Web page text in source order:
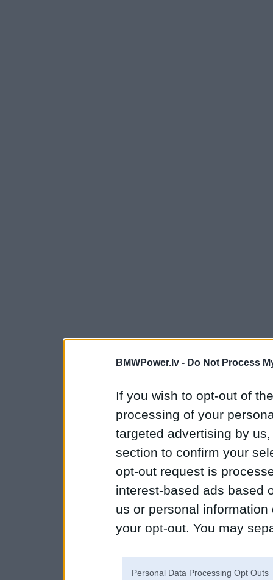
BMWPower.lv - Do Not Process
If you wish to opt-out of
processing of your
targeted advertising by
section to confirm your
opt-out request is
interest-based ads based
us or personal
your opt-out. You may
Personal Data Processing Opt Outs